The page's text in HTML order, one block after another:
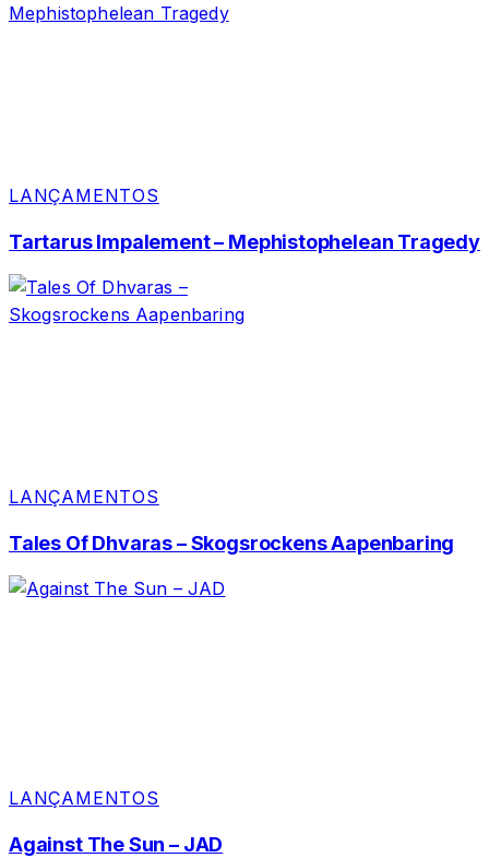
LANÇAMENTOS
Tartarus Impalement – Mephistophelean Tragedy
LANÇAMENTOS
Tales Of Dhvaras – Skogsrockens Aapenbaring
LANÇAMENTOS
Against The Sun – JAD